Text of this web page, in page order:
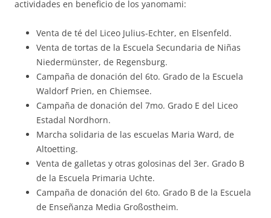
actividades en beneficio de los yanomami:
Venta de té del Liceo Julius-Echter, en Elsenfeld.
Venta de tortas de la Escuela Secundaria de Niñas
Niedermünster, de Regensburg.
Campaña de donación del 6to. Grado de la Escuela
Waldorf Prien, en Chiemsee.
Campaña de donación del 7mo. Grado E del Liceo
Estadal Nordhorn.
Marcha solidaria de las escuelas Maria Ward, de
Altoetting.
Venta de galletas y otras golosinas del 3er. Grado B
de la Escuela Primaria Uchte.
Campaña de donación del 6to. Grado B de la Escuela
de Enseñanza Media Großostheim.